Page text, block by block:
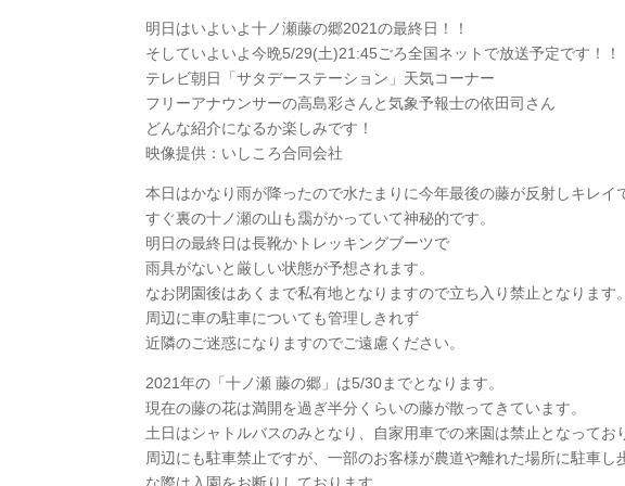
明日はいよいよ十ノ瀬藤の郷2021の最終日！！
そしていよいよ今晩5/29(土)21:45ごろ全国ネットで放送予定です！！
テレビ朝日「サタデーステーション」天気コーナー
フリーアナウンサーの高島彩さんと気象予報士の依田司さん
どんな紹介になるか楽しみです！
映像提供：いしころ合同会社
本日はかなり雨が降ったので水たまりに今年最後の藤が反射しキレイ
すぐ裏の十ノ瀬の山も靄がかっていて神秘的です。
明日の最終日は長靴かトレッキングブーツで
雨具がないと厳しい状態が予想されます。
なお閉園後はあくまで私有地となりますので立ち入り禁止となります。
周辺に車の駐車についても管理しきれず
近隣のご迷惑になりますのでご遠慮ください。
2021年の「十ノ瀬 藤の郷」は5/30までとなります。
現在の藤の花は満開を過ぎ半分くらいの藤が散ってきています。
土日はシャトルバスのみとなり、自家用車での来園は禁止となってお
周辺にも駐車禁止ですが、一部のお客様が農道や離れた場所に駐車